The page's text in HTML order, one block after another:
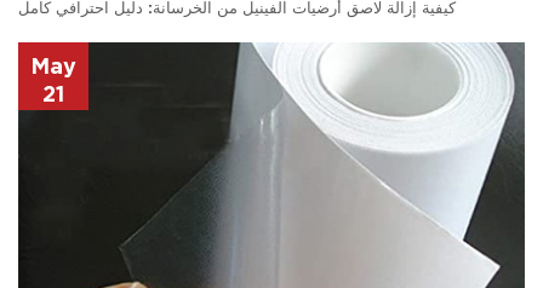
كيفية إزالة لاصق أرضيات الفينيل من الخرسانة: دليل احترافي كامل
May
21